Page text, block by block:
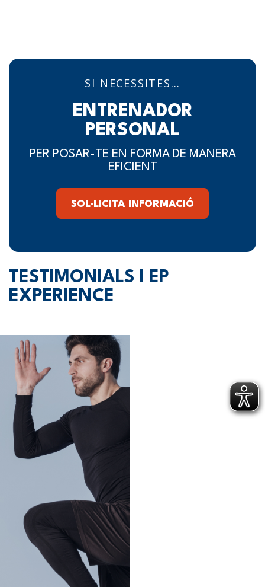
SI NECESSITES…
ENTRENADOR
PERSONAL
PER POSAR-TE EN FORMA DE MANERA
EFICIENT
SOL·LICITA INFORMACIÓ
TESTIMONIALS I EP
EXPERIENCE